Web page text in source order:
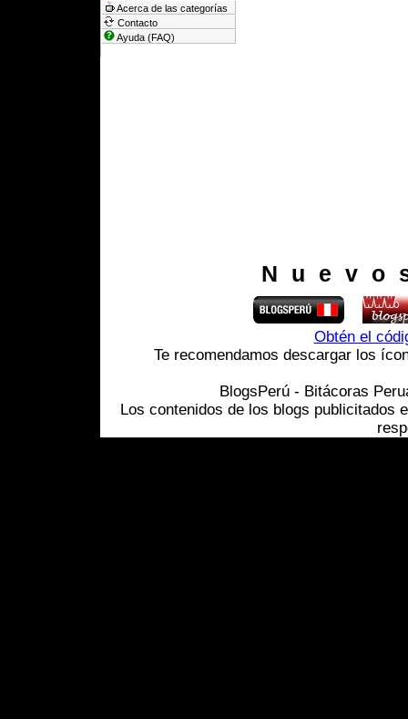
Acerca de las categorías
Contacto
Ayuda (FAQ)
Obtén el
Te recomendamos descargar los
BlogsPerú - Bitácoras
Los contenidos de los blogs publicitados